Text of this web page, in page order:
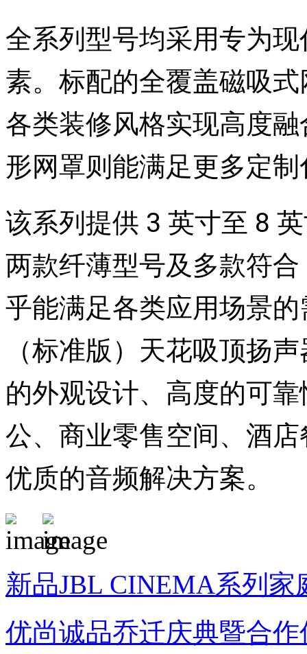
全系列型号均采用专为
素。标配的全覆盖磁吸
各类装修风格实现高度
形网罩则能满足更多定
该系列提供 3 英寸至 8
两款纤薄型号及多款符
乎能满足各类应用场景
（标准版）天花吸顶扬
的外观设计、高度的可
公、商业零售空间、酒
优质的音频解决方案。
新品JBL CINEMA系列家
优尚诚品乔迁庆典暨合